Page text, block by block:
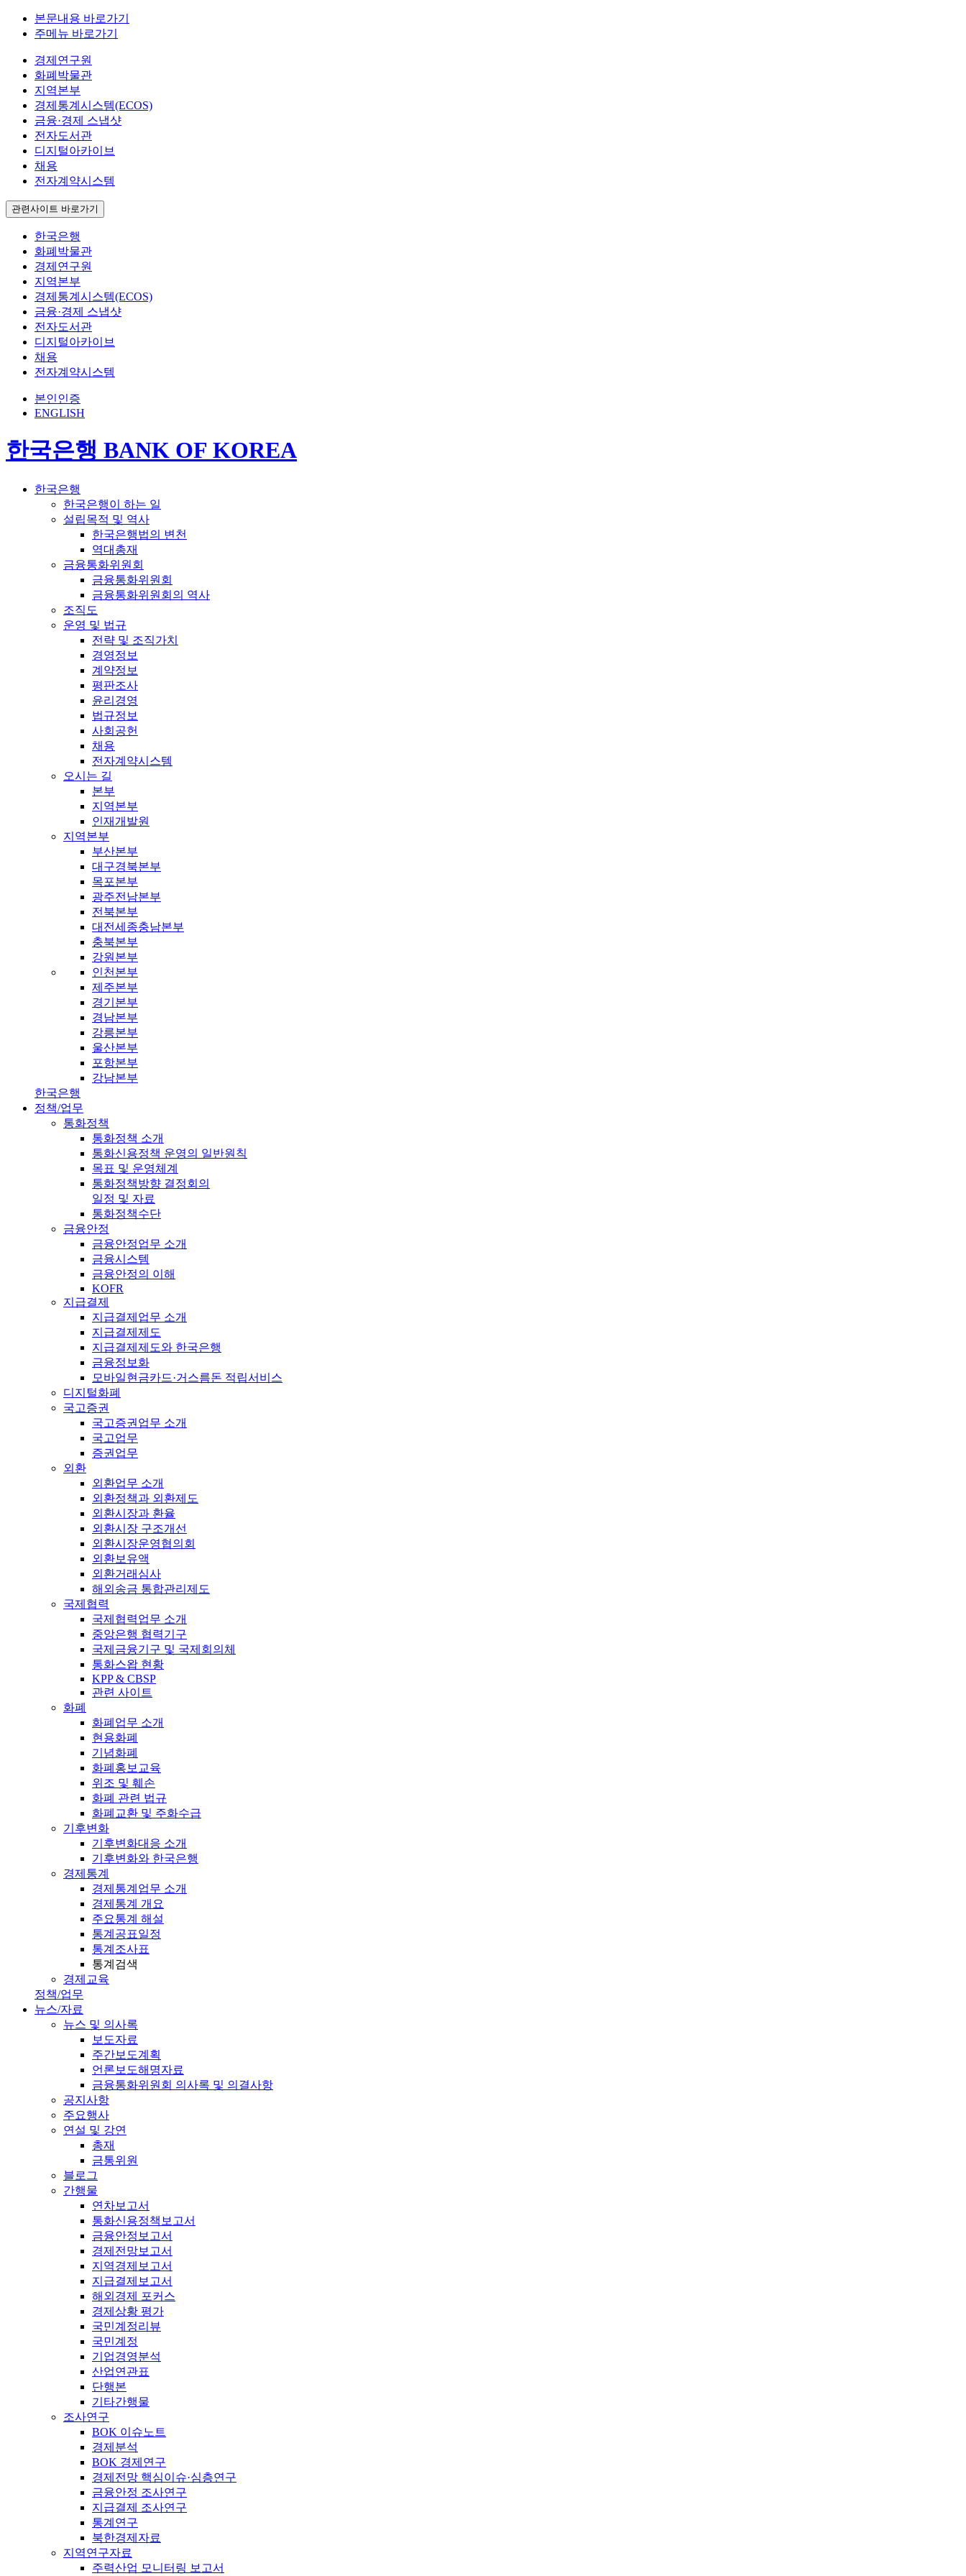
본문내용 바로가기
주메뉴 바로가기
경제연구원
화폐박물관
지역본부
경제통계시스템(ECOS)
금융·경제 스냅샷
전자도서관
디지털아카이브
채용
전자계약시스템
관련사이트 바로가기
한국은행
화폐박물관
경제연구원
지역본부
경제통계시스템(ECOS)
금융·경제 스냅샷
전자도서관
디지털아카이브
채용
전자계약시스템
본인인증
ENGLISH
한국은행 BANK OF KOREA
한국은행
한국은행이 하는 일
설립목적 및 역사
한국은행법의 변천
역대총재
금융통화위원회
금융통화위원회
금융통화위원회의 역사
조직도
운영 및 법규
전략 및 조직가치
경영정보
계약정보
평판조사
윤리경영
법규정보
사회공헌
채용
전자계약시스템
오시는 길
본부
지역본부
인재개발원
지역본부
부산본부
대구경북본부
목포본부
광주전남본부
전북본부
대전세종충남본부
충북본부
강원본부
인천본부
제주본부
경기본부
경남본부
강릉본부
울산본부
포항본부
강남본부
한국은행
정책/업무
통화정책
통화정책 소개
통화신용정책 운영의 일반원칙
목표 및 운영체계
통화정책방향 결정회의
일정 및 자료
통화정책수단
금융안정
금융안정업무 소개
금융시스템
금융안정의 이해
KOFR
지급결제
지급결제업무 소개
지급결제제도
지급결제제도와 한국은행
금융정보화
모바일현금카드·거스름돈 적립서비스
디지털화폐
국고증권
국고증권업무 소개
국고업무
증권업무
외환
외환업무 소개
외환정책과 외환제도
외환시장과 환율
외환시장 구조개선
외환시장운영협의회
외환보유액
외환거래심사
해외송금 통합관리제도
국제협력
국제협력업무 소개
중앙은행 협력기구
국제금융기구 및 국제회의체
통화스왑 현황
KPP & CBSP
관련 사이트
화폐
화폐업무 소개
현용화폐
기념화폐
화폐홍보교육
위조 및 훼손
화폐 관련 법규
화폐교환 및 주화수급
기후변화
기후변화대응 소개
기후변화와 한국은행
경제통계
경제통계업무 소개
경제통계 개요
주요통계 해설
통계공표일정
통계조사표
통계검색
경제교육
정책/업무
뉴스/자료
뉴스 및 의사록
보도자료
주간보도계획
언론보도해명자료
금융통화위원회 의사록 및 의결사항
공지사항
주요행사
연설 및 강연
총재
금통위원
블로그
간행물
연차보고서
통화신용정책보고서
금융안정보고서
경제전망보고서
지역경제보고서
지급결제보고서
해외경제 포커스
경제상황 평가
국민계정리뷰
국민계정
기업경영분석
산업연관표
단행본
기타간행물
조사연구
BOK 이슈노트
경제분석
BOK 경제연구
경제전망 핵심이슈·심층연구
금융안정 조사연구
지급결제 조사연구
통계연구
북한경제자료
지역연구자료
주력산업 모니터링 보고서